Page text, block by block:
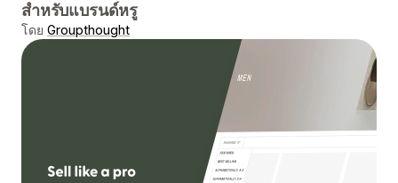
สำหรับแบรนด์หรู
โดย Groupthought